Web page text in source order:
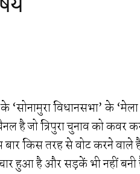
के ‘सोनामुरा विधानसभा’ के
है जो त्रिपुरा चुनाव को कवर
किस तरह से वोट करने वाले
हुआ है और सड़कें भी नहीं